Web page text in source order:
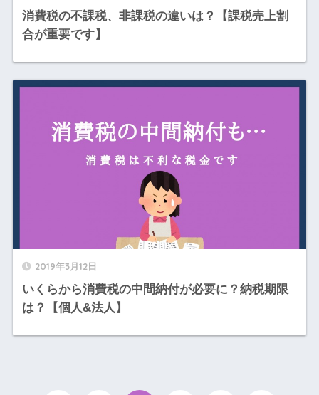
消費税の不課税、非課税の違いは？【課税売上割
合が重要です】
2019年3月12日
いくらから消費税の中間納付が必要に？納税期限
は？【個人&法人】